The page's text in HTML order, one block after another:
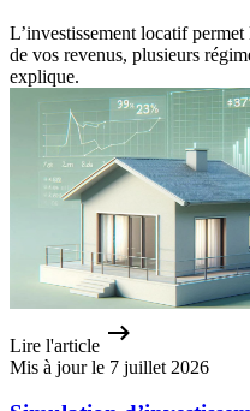
L’investissement locatif
de vos revenus, plusieurs
explique.
Lire l'article
Mis à jour le 7 juillet 2026